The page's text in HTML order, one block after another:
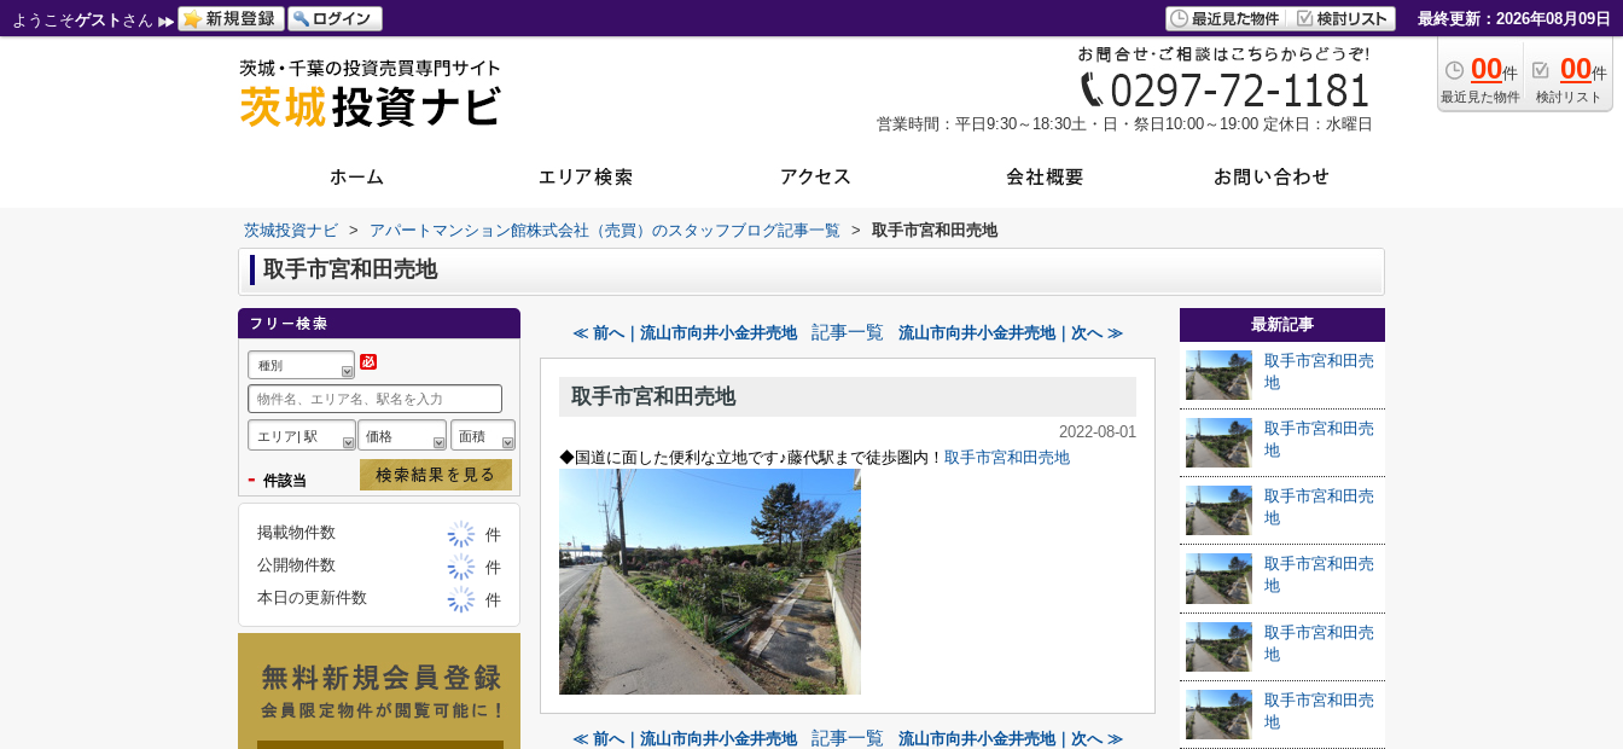
ようこそゲスト さん 最終更新：2026年08月09日
00件
最近見た物件
00件
検討リスト
営業時間：平日9:30～18:30土・日・祭日10:00～19:00 定休日：水曜日
茨城投資ナビ > アパートマンション館株式会社（売買）のスタッフブログ記事一覧 > 取手市宮和田売地
取手市宮和田売地
≪ 前へ｜流山市向井小金井売地 記事一覧 流山市向井小金井売地｜次へ ≫
取手市宮和田売地
2022-08-01
◆国道に面した便利な立地です♪藤代駅まで徒歩圏内！ 取手市宮和田売地
≪ 前へ｜流山市向井小金井売地 記事一覧 流山市向井小金井売地｜次へ ≫
最新記事
取手市宮和田売
地
取手市宮和田売
地
取手市宮和田売
地
取手市宮和田売
地
取手市宮和田売
地
取手市宮和田売
地
種別
エリア| 駅 価格 面積
- 件該当
掲載物件数
件
公開物件数
件
本日の更新件数
件